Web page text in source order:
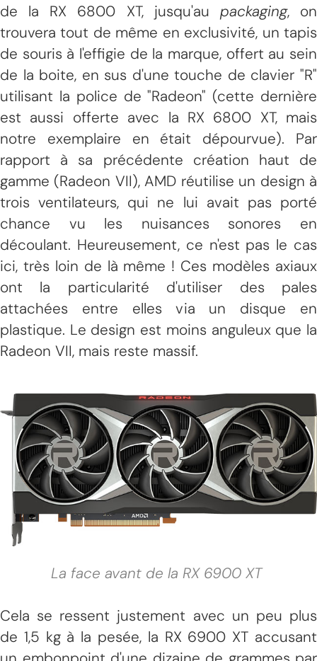
de la RX 6800 XT, jusqu'au packaging, on
trouvera tout de même en exclusivité, un tapis
de souris à l'effigie de la marque, offert au sein
de la boite, en sus d'une touche de clavier "R"
utilisant la police de "Radeon" (cette dernière
est aussi offerte avec la RX 6800 XT, mais
notre exemplaire en était dépourvue). Par
rapport à sa précédente création haut de
gamme (Radeon VII), AMD réutilise un design à
trois ventilateurs, qui ne lui avait pas porté
chance vu les nuisances sonores en
découlant. Heureusement, ce n'est pas le cas
ici, très loin de là même ! Ces modèles axiaux
ont la particularité d'utiliser des pales
attachées entre elles via un disque en
plastique. Le design est moins anguleux que la
Radeon VII, mais reste massif.
La face avant de la RX 6900 XT
Cela se ressent justement avec un peu plus
de 1,5 kg à la pesée, la RX 6900 XT accusant